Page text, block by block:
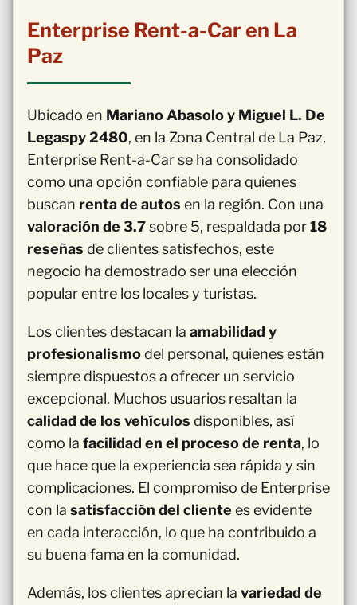
Enterprise Rent-a-Car en La
Paz
Ubicado en Mariano Abasolo y Miguel L. De
Legaspy 2480, en la Zona Central de La Paz,
Enterprise Rent-a-Car se ha consolidado
como una opción confiable para quienes
buscan renta de autos en la región. Con una
valoración de 3.7sobre 5, respaldada por18
reseñas de clientes satisfechos, este
negocio ha demostrado ser una elección
popular entre los locales y turistas.
Los clientes destacan la amabilidad y
profesionalismodel personal, quienes están
siempre dispuestos a ofrecer un servicio
excepcional. Muchos usuarios resaltan la
calidad de los vehículos disponibles, así
como la facilidad en el proceso de renta, lo
que hace que la experiencia sea rápida y sin
complicaciones. El compromiso de Enterprise
con la satisfacción del cliente es evidente
en cada interacción, lo que ha contribuido a
su buena fama en la comunidad.
Además, los clientes aprecian la variedad de